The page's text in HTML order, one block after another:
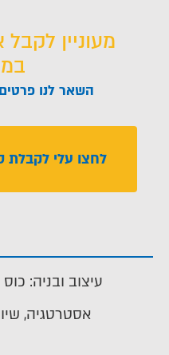
מעוניין
השאר לנו
לחצו עלי לקבלת
עיצוב ובניה:
אסטרטגיה,